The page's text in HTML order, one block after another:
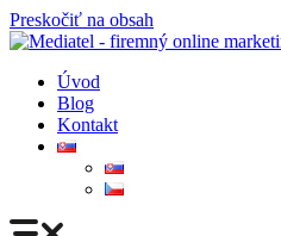
Preskočiť na obsah
Úvod
Blog
Kontakt